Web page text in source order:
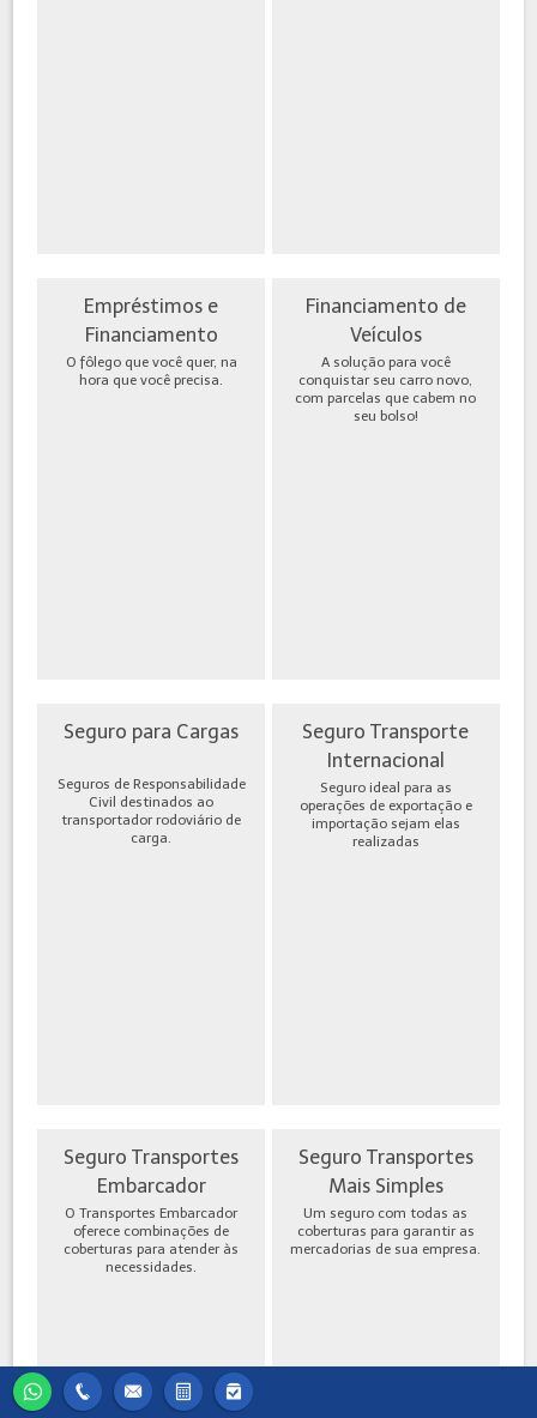
Empréstimos e
Financiamento
O fôlego que você quer, na
hora que você precisa.
Financiamento de
Veículos
A solução para você
conquistar seu carro novo,
com parcelas que cabem no
seu bolso!
Seguro para Cargas
Seguros de Responsabilidade
Civil destinados ao
transportador rodoviário de
carga.
Seguro Transporte
Internacional
Seguro ideal para as
operações de exportação e
importação sejam elas
realizadas
Seguro Transportes
Embarcador
O Transportes Embarcador
oferece combinações de
coberturas para atender às
necessidades.
Seguro Transportes
Mais Simples
Um seguro com todas as
coberturas para garantir as
mercadorias de sua empresa.